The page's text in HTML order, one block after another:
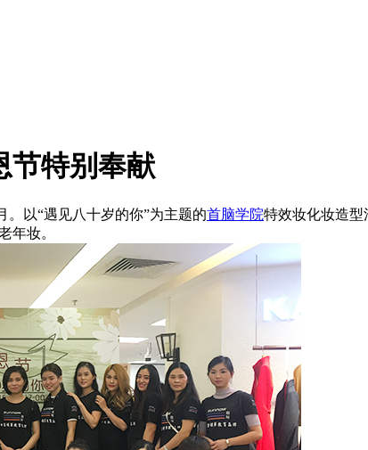
节特别奉献
以“遇见八十岁的你”为主题的首脑学院特效妆化妆造型
年妆。